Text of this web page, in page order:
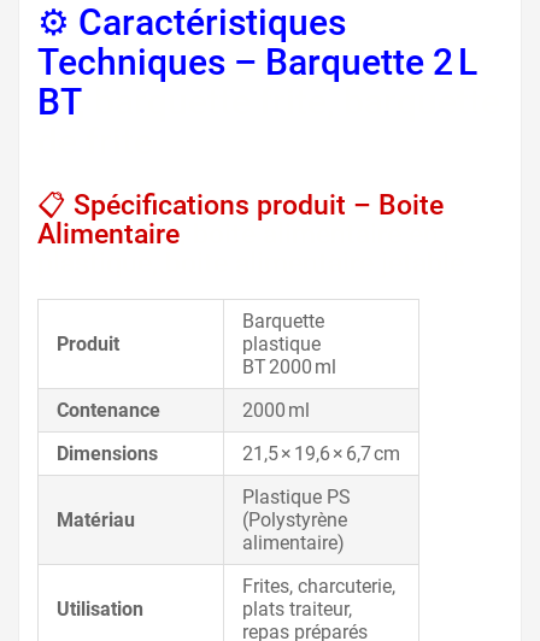
⚙️ Caractéristiques
Techniques – Barquette 2 L
BT, barquette frite, barquette
📋 Spécifications produit – Boite
Alimentaire
Produit
Barquette
plastique
BT 2000 ml
Contenance
2000 ml
Dimensions
21,5 × 19,6 × 6,7 cm
Matériau
Plastique PS
(Polystyrène
alimentaire)
Utilisation
Frites, charcuterie,
plats traiteur,
repas préparés